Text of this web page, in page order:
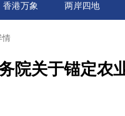
香港万象 两岸四地
情
院关于锚定农